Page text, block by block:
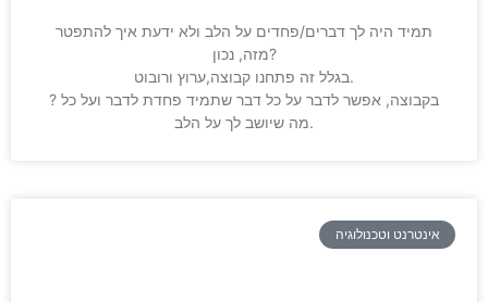
תמיד היה לך דברים/פחדים על הלב ולא ידעת איך להתפטר
מזה, נכון?
בגלל זה פתחנו קבוצה,ערוץ ורובוט.
? בקבוצה, אפשר לדבר על כל דבר שתמיד פחדת לדבר ועל כל
מה שיושב לך על הלב.
אינטרנט וטכנולוגיה